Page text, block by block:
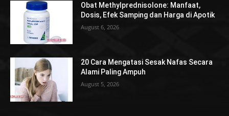
Obat Methylprednisolone: Manfaat,
Dosis, Efek Samping dan Harga di Apotik
August 6, 2026
20 Cara Mengatasi Sesak Nafas Secara
Alami Paling Ampuh
August 5, 2026